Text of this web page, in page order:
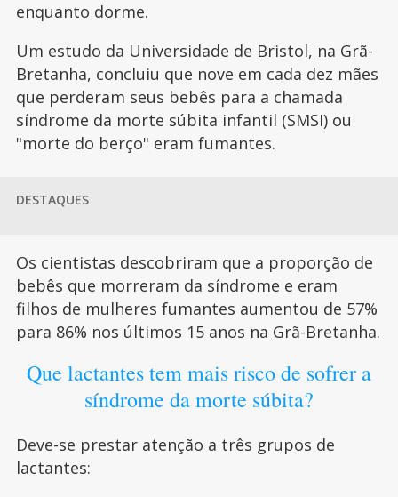
enquanto dorme.
Um estudo da Universidade de Bristol, na Grã-
Bretanha, concluiu que nove em cada dez mães
que perderam seus bebês para a chamada
síndrome da morte súbita infantil (SMSI) ou
"morte do berço" eram fumantes.
DESTAQUES
Os cientistas descobriram que a proporção de
bebês que morreram da síndrome e eram
filhos de mulheres fumantes aumentou de 57%
para 86% nos últimos 15 anos na Grã-Bretanha.
Que lactantes tem mais risco de sofrer a
síndrome da morte súbita?
Deve-se prestar atenção a três grupos de
lactantes: